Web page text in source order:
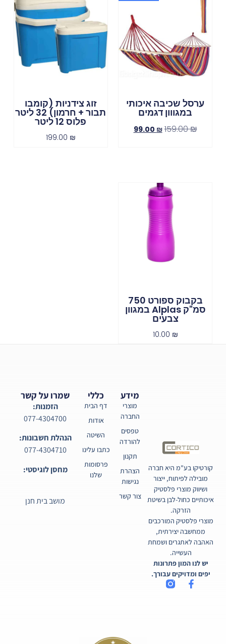
ערסל שכיבה איכותי
במגווון דגמים
159.00₪
99.00 ₪
זוג צידניות (קומבו
תבור + חרמון) 32 ליטר
פלוס 12 ליטר
199.00 ₪
בקבוק ספורט 750
סמ"ק Alplas במגוון
צבעים
10.00 ₪
קורטיקו בע"מ היא חברה
מובילה לפיתוח, ייצור
ושיווק מוצרי פלסטיק
איכותיים כחול-לבן בשיטת
הזרקה.
מוצרי פלסטיק המורכבים
ממחשבה יצירתית,
האהבה לאתגרים ושמחת
העשייה.
יש לנו המון פתרונות
יפים ומדויקים עבורך.
כללי
דף הבית
אודות
השיטה
כתבו עלינו
פרסומות
שלנו
מידע
מוצרי
החברה
טפסים
להורדה
תקנון
הצהרת
נגישות
צור קשר
שמרו על קשר
הזמנות:
077-4304700
הנהלת חשבונות:
077-4304710
מחסן לוגיסטי:
מושב בית חנן